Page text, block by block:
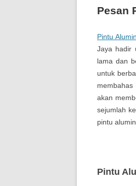
Pesan
Pintu
Jaya hadir
lama dan
untuk
membahas
akan
sejumlah
pintu
Pintu